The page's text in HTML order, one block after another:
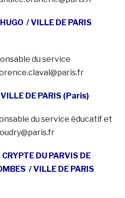
/ VILLE DE PARIS
du service
DE PARIS (Paris)
du service éducatif et
DU PARVIS DE
/ VILLE DE PARIS